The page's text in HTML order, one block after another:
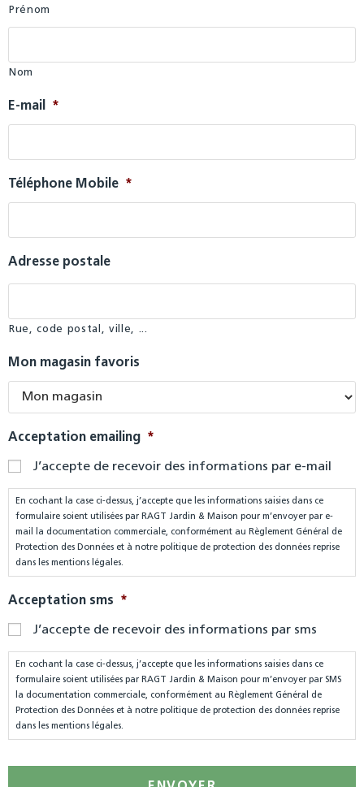
Prénom
Nom
E-mail *
Téléphone Mobile *
Adresse postale
Rue, code postal, ville, ...
Mon magasin favoris
Acceptation emailing *
J’accepte de recevoir des informations par e-mail
En cochant la case ci-dessus, j’accepte que les informations saisies dans ce
formulaire soient utilisées par RAGT Jardin & Maison pour m’envoyer par e-
mail la documentation commerciale, conformément au Règlement Général de
Protection des Données et à notre politique de protection des données reprise
dans les mentions légales.
Acceptation sms *
J’accepte de recevoir des informations par sms
En cochant la case ci-dessus, j’accepte que les informations saisies dans ce
formulaire soient utilisées par RAGT Jardin & Maison pour m’envoyer par SMS
la documentation commerciale, conformément au Règlement Général de
Protection des Données et à notre politique de protection des données reprise
dans les mentions légales.